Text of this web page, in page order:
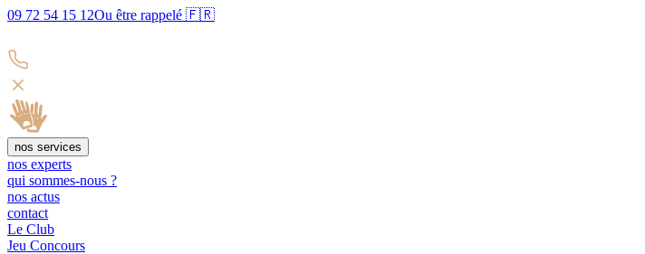
09 72 54 15 12Ou être rappelé 🇫🇷
nos services
nos experts
qui sommes-nous ?
nos actus
contact
Le Club
Jeu Concours